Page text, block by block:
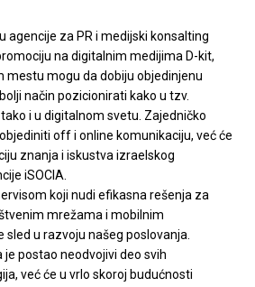
agencije za PR i medijski konsalting
na digitalnim medijima D-kit,
mestu mogu da dobiju objedinjenu
način pozicionirati kako u tzv.
i u digitalnom svetu. Zajedničko
off i online komunikaciju, već će
znanja i iskustva izraelskog
iSOCIA.
koji nudi efikasna rešenja za
mrežama i mobilnim
u razvoju našeg poslovanja.
je postao neodvojivi deo svih
već će u vrlo skoroj budućnosti